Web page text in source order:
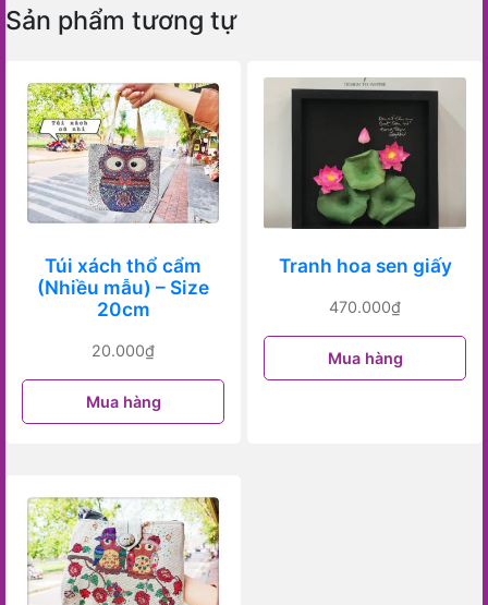
Sản phẩm tương tự
Túi xách thổ cẩm
(Nhiều mẫu) – Size
20cm
20.000₫
Mua hàng
Tranh hoa sen giấy
470.000₫
Mua hàng